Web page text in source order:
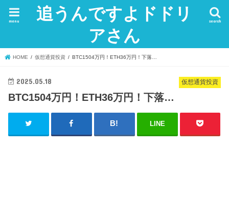
追うんですよドドリ
アさん
search
menu
HOME 仮想通貨投資 BTC1504万円！ETH36万円！下落…
仮想通貨投資
2025.05.18
BTC1504万円！ETH36万円！下落…
LINE